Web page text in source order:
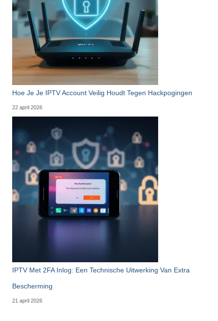
Hoe Je Je IPTV Account Veilig Houdt Tegen Hackpogingen
22 april 2026
IPTV Met 2FA Inlog: Een Technische Uitwerking Van Extra
Bescherming
21 april 2026